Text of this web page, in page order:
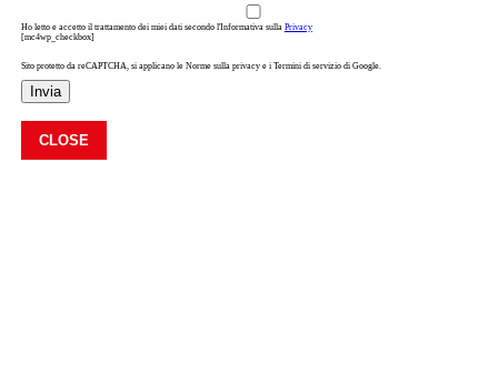
Ho letto e accetto il trattamento dei miei dati secondo l'Informativa sulla Privacy
[mc4wp_checkbox]
Sito protetto da reCAPTCHA, si applicano le Norme sulla privacy e i Termini di servizio di Google.
Invia
CLOSE